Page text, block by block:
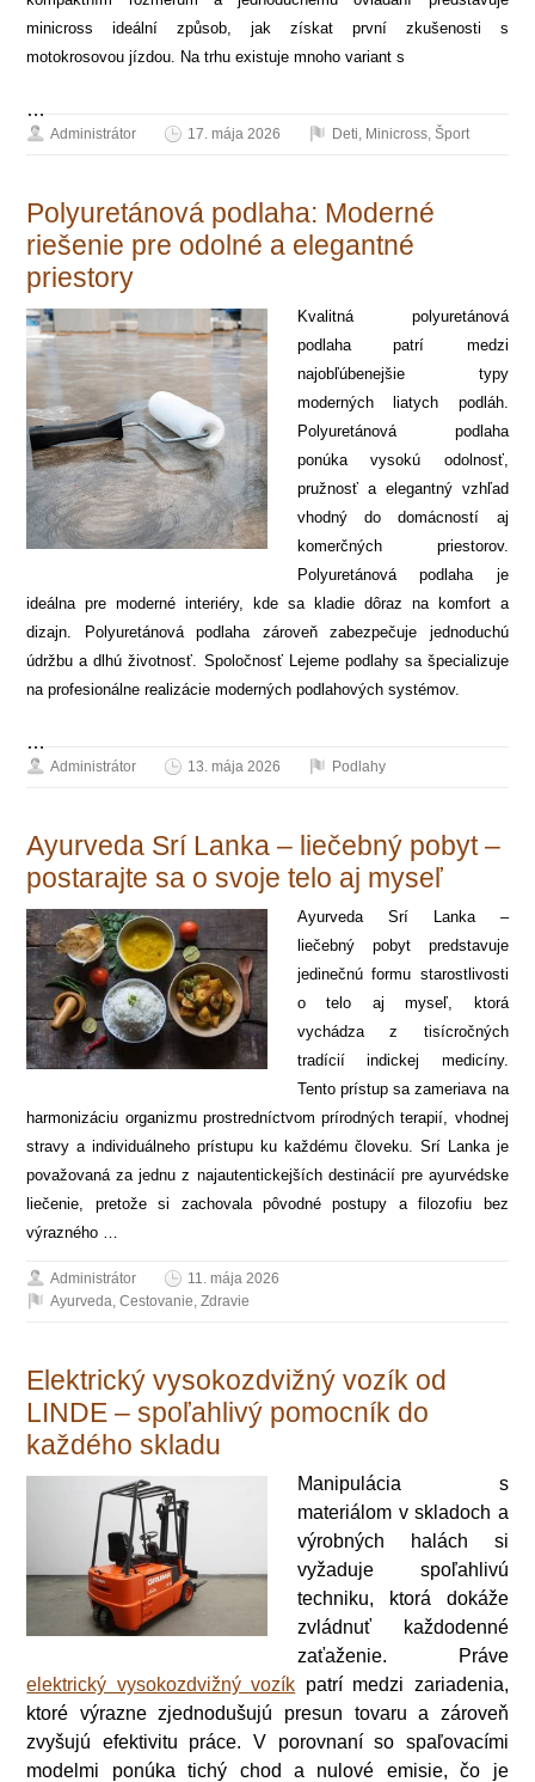
minicross ideální způsob, jak získat první zkušenosti s
motokrosovou jízdou. Na trhu existuje mnoho variant s
…
Administrátor 17. mája 2026 Deti, Minicross,Šport
Polyuretánová podlaha: Moderné
riešenie pre odolné a elegantné
priestory
Kvalitná polyuretánová
podlaha patrí medzi
najobľúbenejšie typy
moderných liatych podláh.
Polyuretánová podlaha
ponúka vysokú odolnosť,
pružnosť a elegantný vzhľad
vhodný do domácností aj
komerčných priestorov.
Polyuretánová podlaha je
ideálna pre moderné interiéry, kde sa kladie dôraz na komfort a
dizajn. Polyuretánová podlaha zároveň zabezpečuje jednoduchú
údržbu a dlhú životnosť. Spoločnosť Lejeme podlahy sa špecializuje
na profesionálne realizácie moderných podlahových systémov.
…
Administrátor 13. mája 2026 Podlahy
Ayurveda Srí Lanka – liečebný pobyt –
postarajte sa o svoje telo aj myseľ
Ayurveda Srí Lanka –
liečebný pobyt predstavuje
jedinečnú formu starostlivosti
o telo aj myseľ, ktorá
vychádza z tisícročných
tradícií indickej medicíny.
Tento prístup sa zameriava na
harmonizáciu organizmu prostredníctvom prírodných terapií, vhodnej
stravy a individuálneho prístupu ku každému človeku. Srí Lanka je
považovaná za jednu z najautentickejších destinácií pre ayurvédske
liečenie, pretože si zachovala pôvodné postupy a filozofiu bez
výrazného …
Administrátor
11. mája 2026
Ayurveda,Cestovanie,Zdravie
Elektrický vysokozdvižný vozík od
LINDE – spoľahlivý pomocník do
každého skladu
Manipulácia s
materiálom v skladoch a
výrobných halách si
vyžaduje spoľahlivú
techniku, ktorá dokáže
zvládnuť každodenné
zaťaženie. Práve
elektrický vysokozdvižný vozík patrí medzi zariadenia,
ktoré výrazne zjednodušujú presun tovaru a zároveň
zvyšujú efektivitu práce. V porovnaní so spaľovacími
modelmi ponúka tichý chod a nulové emisie, čo je